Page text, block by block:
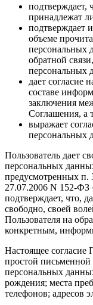
подтверждает,
принадлежат
подтверждает
объеме
персональных
обратной
персональных
дает согласие
составе
заключения
Соглашения, а
выражает
персональных
Пользователь дает
персональных
предусмотренных п.
27.07.2006 N 152-
подтверждает, что,
свободно, своей
Пользователя на
конкретным,
Настоящее согласие
простой
персональных
рождения; места
телефонов; адресов